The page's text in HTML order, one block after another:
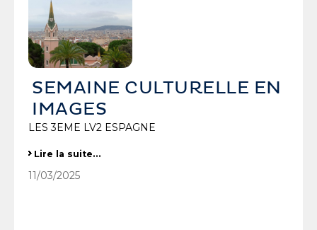
SEMAINE CULTURELLE EN
IMAGES
LES 3EME LV2 ESPAGNE
SEMAINE CULTURELLE EN IMAGES
Lire la suite…
11/03/2025